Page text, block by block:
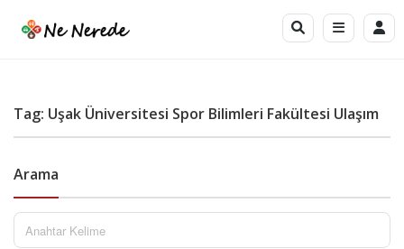
Tag: Uşak Üniversitesi Spor Bilimleri Fakültesi Ulaşım
Arama